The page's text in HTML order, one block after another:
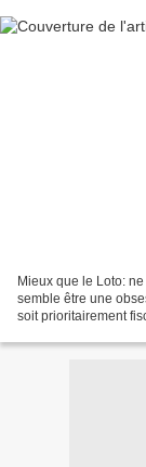
Mieux que le Loto:
semble être une
soit prioritairement